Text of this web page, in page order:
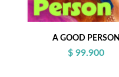
A GOOD PERSON
$ 99.900